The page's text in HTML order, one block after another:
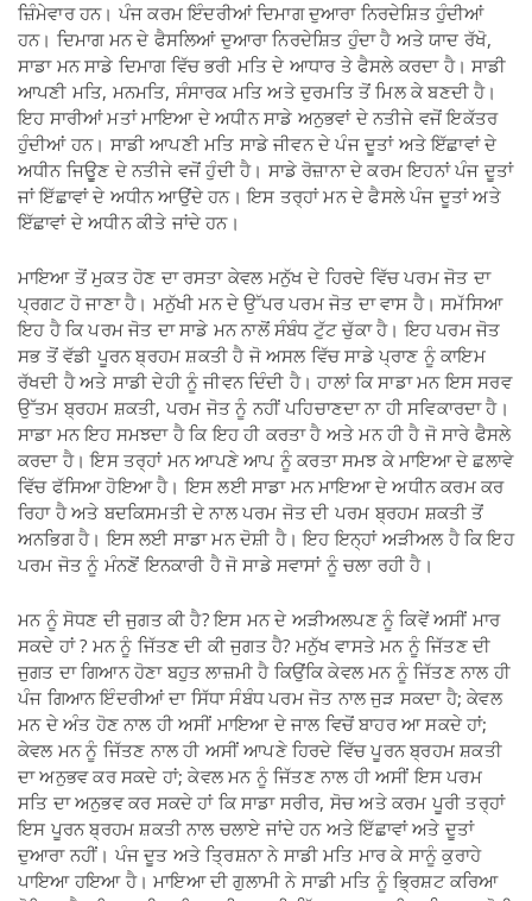
ਜ਼ਿੰਮੇਵਾਰ ਹਨ। ਪੰਜ ਕਰਮ ਇੰਦਰੀਆਂ ਦਿਮਾਗ ਦੁਆਰਾ ਨਿਰਦੇਸ਼ਿਤ ਹੁੰਦੀਆਂ
ਹਨ। ਦਿਮਾਗ ਮਨ ਦੇ ਫੈਸਲਿਆਂ ਦੁਆਰਾ ਨਿਰਦੇਸ਼ਿਤ ਹੁੰਦਾ ਹੈ ਅਤੇ ਯਾਦ ਰੱਖੋ,
ਸਾਡਾ ਮਨ ਸਾਡੇ ਦਿਮਾਗ ਵਿੱਚ ਭਰੀ ਮਤਿ ਦੇ ਆਧਾਰ ਤੇ ਫੈਸਲੇ ਕਰਦਾ ਹੈ। ਸਾਡੀ
ਆਪਣੀ ਮਤਿ, ਮਨਮਤਿ, ਸੰਸਾਰਕ ਮਤਿ ਅਤੇ ਦੁਰਮਤਿ ਤੋਂ ਮਿਲ ਕੇ ਬਣਦੀ ਹੈ।
ਇਹ ਸਾਰੀਆਂ ਮਤਾਂ ਮਾਇਆ ਦੇ ਅਧੀਨ ਸਾਡੇ ਅਨੁਭਵਾਂ ਦੇ ਨਤੀਜੇ ਵਜੋਂ ਇਕੱਤਰ
ਹੁੰਦੀਆਂ ਹਨ। ਸਾਡੀ ਆਪਣੀ ਮਤਿ ਸਾਡੇ ਜੀਵਨ ਦੇ ਪੰਜ ਦੂਤਾਂ ਅਤੇ ਇੱਛਾਵਾਂ ਦੇ
ਅਧੀਨ ਜਿਉੂਣ ਦੇ ਨਤੀਜੇ ਵਜੋਂ ਹੁੰਦੀ ਹੈ। ਸਾਡੇ ਰੋਜ਼ਾਨਾ ਦੇ ਕਰਮ ਇਹਨਾਂ ਪੰਜ ਦੂਤਾਂ
ਜਾਂ ਇੱਛਾਵਾਂ ਦੇ ਅਧੀਨ ਆਉਂਦੇ ਹਨ। ਇਸ ਤਰ੍ਹਾਂ ਮਨ ਦੇ ਫੈਸਲੇ ਪੰਜ ਦੂਤਾਂ ਅਤੇ
ਇੱਛਾਵਾਂ ਦੇ ਅਧੀਨ ਕੀਤੇ ਜਾਂਦੇ ਹਨ।
ਮਾਇਆ ਤੋਂ ਮੁਕਤ ਹੋਣ ਦਾ ਰਸਤਾ ਕੇਵਲ ਮਨੁੱਖ ਦੇ ਹਿਰਦੇ ਵਿੱਚ ਪਰਮ ਜੋਤ ਦਾ
ਪ੍ਰਗਟ ਹੋ ਜਾਣਾ ਹੈ। ਮਨੁੱਖੀ ਮਨ ਦੇ ਉੱਪਰ ਪਰਮ ਜੋਤ ਦਾ ਵਾਸ ਹੈ। ਸਮੱਸਿਆ
ਇਹ ਹੈ ਕਿ ਪਰਮ ਜੋਤ ਦਾ ਸਾਡੇ ਮਨ ਨਾਲੋਂ ਸੰਬੰਧ ਟੁੱਟ ਚੁੱਕਾ ਹੈ। ਇਹ ਪਰਮ ਜੋਤ
ਸਭ ਤੋਂ ਵੱਡੀ ਪੂਰਨ ਬ੍ਰਹਮ ਸ਼ਕਤੀ ਹੈ ਜੋ ਅਸਲ ਵਿੱਚ ਸਾਡੇ ਪ੍ਰਾਣ ਨੂੰ ਕਾਇਮ
ਰੱਖਦੀ ਹੈ ਅਤੇ ਸਾਡੀ ਦੇਹੀ ਨੂੰ ਜੀਵਨ ਦਿੰਦੀ ਹੈ। ਹਾਲਾਂ ਕਿ ਸਾਡਾ ਮਨ ਇਸ ਸਰਵ
ਉੱਤਮ ਬ੍ਰਹਮ ਸ਼ਕਤੀ, ਪਰਮ ਜੋਤ ਨੂੰ ਨਹੀਂ ਪਹਿਚਾਣਦਾ ਨਾ ਹੀ ਸਵਿਕਾਰਦਾ ਹੈ।
ਸਾਡਾ ਮਨ ਇਹ ਸਮਝਦਾ ਹੈ ਕਿ ਇਹ ਹੀ ਕਰਤਾ ਹੈ ਅਤੇ ਮਨ ਹੀ ਹੈ ਜੋ ਸਾਰੇ ਫੈਸਲੇ
ਕਰਦਾ ਹੈ। ਇਸ ਤਰ੍ਹਾਂ ਮਨ ਆਪਣੇ ਆਪ ਨੂੰ ਕਰਤਾ ਸਮਝ ਕੇ ਮਾਇਆ ਦੇ ਛਲਾਵੇ
ਵਿੱਚ ਫੱਸਿਆ ਹੋਇਆ ਹੈ। ਇਸ ਲਈ ਸਾਡਾ ਮਨ ਮਾਇਆ ਦੇ ਅਧੀਨ ਕਰਮ ਕਰ
ਰਿਹਾ ਹੈ ਅਤੇ ਬਦਕਿਸਮਤੀ ਦੇ ਨਾਲ ਪਰਮ ਜੋਤ ਦੀ ਪਰਮ ਬ੍ਰਹਮ ਸ਼ਕਤੀ ਤੋਂ
ਅਨਭਿਗ ਹੈ। ਇਸ ਲਈ ਸਾਡਾ ਮਨ ਦੋਸ਼ੀ ਹੈ। ਇਹ ਇਨ੍ਹਾਂ ਅੜੀਅਲ ਹੈ ਕਿ ਇਹ
ਪਰਮ ਜੋਤ ਨੂੰ ਮੰਨਣੋਂ ਇਨਕਾਰੀ ਹੈ ਜੋ ਸਾਡੇ ਸਵਾਸਾਂ ਨੂੰ ਚਲਾ ਰਹੀ ਹੈ।
ਮਨ ਨੂੰ ਸੋਧਣ ਦੀ ਜੁਗਤ ਕੀ ਹੈ? ਇਸ ਮਨ ਦੇ ਅੜੀਅਲਪਣ ਨੂੰ ਕਿਵੇਂ ਅਸੀਂ ਮਾਰ
ਸਕਦੇ ਹਾਂ ? ਮਨ ਨੂੰ ਜਿੱਤਣ ਦੀ ਕੀ ਜੁਗਤ ਹੈ? ਮਨੁੱਖ ਵਾਸਤੇ ਮਨ ਨੂੰ ਜਿੱਤਣ ਦੀ
ਜੁਗਤ ਦਾ ਗਿਆਨ ਹੋਣਾ ਬਹੁਤ ਲਾਜ਼ਮੀ ਹੈ ਕਿਉਂਕਿ ਕੇਵਲ ਮਨ ਨੂੰ ਜਿੱਤਣ ਨਾਲ ਹੀ
ਪੰਜ ਗਿਆਨ ਇੰਦਰੀਆਂ ਦਾ ਸਿੱਧਾ ਸੰਬੰਧ ਪਰਮ ਜੋਤ ਨਾਲ ਜੁੜ ਸਕਦਾ ਹੈ; ਕੇਵਲ
ਮਨ ਦੇ ਅੰਤ ਹੋਣ ਨਾਲ ਹੀ ਅਸੀਂ ਮਾਇਆ ਦੇ ਜਾਲ ਵਿਚੋਂ ਬਾਹਰ ਆ ਸਕਦੇ ਹਾਂ;
ਕੇਵਲ ਮਨ ਨੂੰ ਜਿੱਤਣ ਨਾਲ ਹੀ ਅਸੀਂ ਆਪਣੇ ਹਿਰਦੇ ਵਿੱਚ ਪੂਰਨ ਬ੍ਰਹਮ ਸ਼ਕਤੀ
ਦਾ ਅਨੁਭਵ ਕਰ ਸਕਦੇ ਹਾਂ; ਕੇਵਲ ਮਨ ਨੂੰ ਜਿੱਤਣ ਨਾਲ ਹੀ ਅਸੀਂ ਇਸ ਪਰਮ
ਸਤਿ ਦਾ ਅਨੁਭਵ ਕਰ ਸਕਦੇ ਹਾਂ ਕਿ ਸਾਡਾ ਸਰੀਰ, ਸੋਚ ਅਤੇ ਕਰਮ ਪੂਰੀ ਤਰ੍ਹਾਂ
ਇਸ ਪੂਰਨ ਬ੍ਰਹਮ ਸ਼ਕਤੀ ਨਾਲ ਚਲਾਏ ਜਾਂਦੇ ਹਨ ਅਤੇ ਇੱਛਾਵਾਂ ਅਤੇ ਦੂਤਾਂ
ਦੁਆਰਾ ਨਹੀਂ। ਪੰਜ ਦੂਤ ਅਤੇ ਤ੍ਰਿਸ਼ਨਾ ਨੇ ਸਾਡੀ ਮਤਿ ਮਾਰ ਕੇ ਸਾਨੂੰ ਕੁਰਾਹੇ
ਪਾਇਆ ਹਇਆ ਹੈ। ਮਾਇਆ ਦੀ ਗੁਲਾਮੀ ਨੇ ਸਾਡੀ ਮਤਿ ਨੂੰ ਭ੍ਰਿਸ਼ਟ ਕਰਿਆ